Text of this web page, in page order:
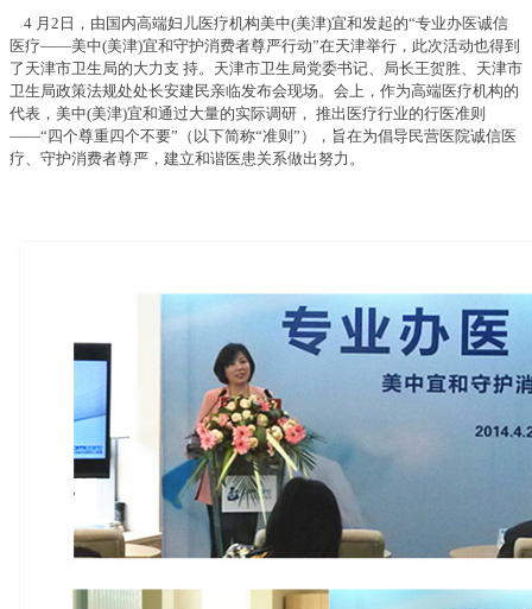
4 月2日，由国内高端妇儿医疗机构美中(美津)宜和发起的“专业办医诚信
医疗——美中(美津)宜和守护消费者尊严行动”在天津举行，此次活动也得到
了天津市卫生局的大力支 持。天津市卫生局党委书记、局长王贺胜、天津市
卫生局政策法规处处长安建民亲临发布会现场。会上，作为高端医疗机构的
代表，美中(美津)宜和通过大量的实际调研， 推出医疗行业的行医准则
——“四个尊重四个不要”（以下简称“准则”），旨在为倡导民营医院诚信医
疗、守护消费者尊严，建立和谐医患关系做出努力。